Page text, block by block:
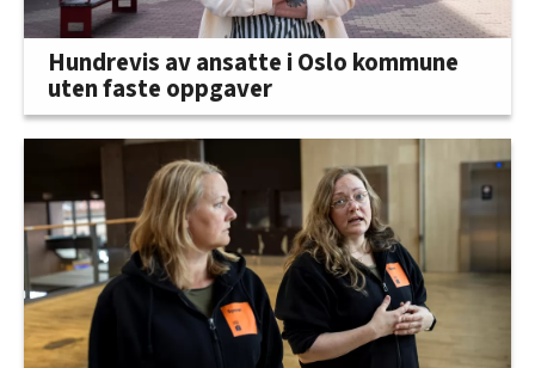
Hundrevis av ansatte i Oslo kommune
uten faste oppgaver